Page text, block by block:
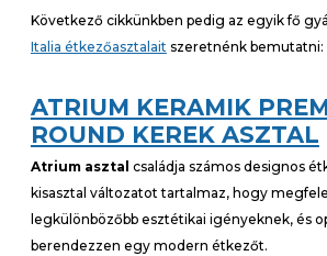
Következő cikkünkben pedig az egyik fő
Italia étkezőasztalait szeretnénk bemutatni:
ATRIUM KERAMIK
ROUND KEREK ASZTAL
Atrium asztal családja számos designos
kisasztal változatot tartalmaz, hogy
legkülönbözőbb esztétikai igényeknek, és
berendezzen egy modern étkezőt.